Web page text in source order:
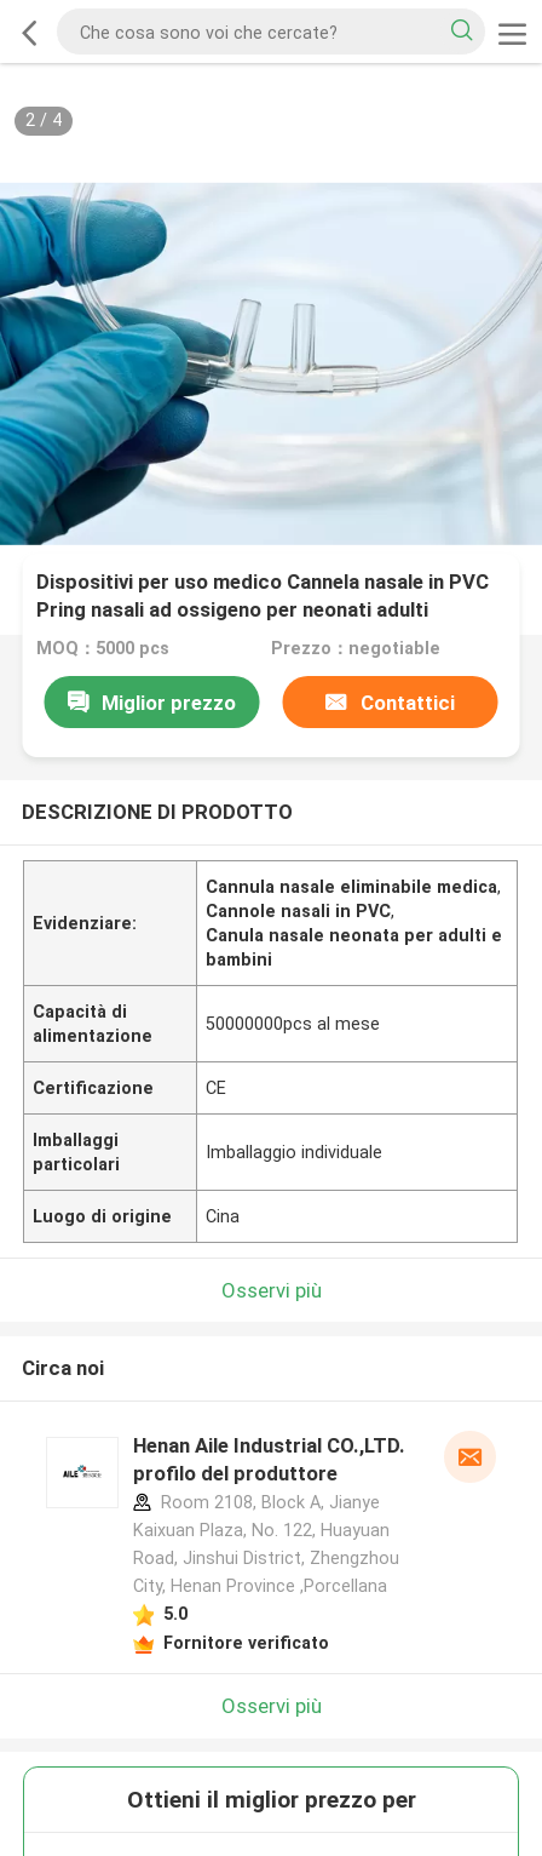
2/ 4
Dispositivi per uso medico Cannela nasale in PVC
Pring nasali ad ossigeno per neonati adulti
pediatrici
MOQ：5000 pcs Prezzo：negotiable
Miglior prezzo Contattici
DESCRIZIONE DI PRODOTTO
Evidenziare:
Cannula nasale eliminabile medica,
Cannole nasali in PVC,
Canula nasale neonata per adulti e
bambini
Capacità di
alimentazione
50000000pcs al mese
Certificazione CE
Imballaggi
particolari
Imballaggio individuale
Luogo di origine Cina
Osservi più
Circa noi
Henan Aile Industrial CO.,LTD.
profilo del produttore
Room 2108, Block A, Jianye
Kaixuan Plaza, No. 122, Huayuan
Road, Jinshui District, Zhengzhou
City, Henan Province ,Porcellana
5.0
Fornitore verificato
Osservi più
Ottieni il miglior prezzo per